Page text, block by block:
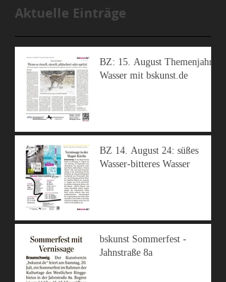
Aktuelle Einträge
BZ: 15. August Themenjahr
Wasser mit bskunst.de
BZ 14. August 24: süßes
Wasser-bitteres Wasser
bskunst Sommerfest -
Jahnstraße 8a